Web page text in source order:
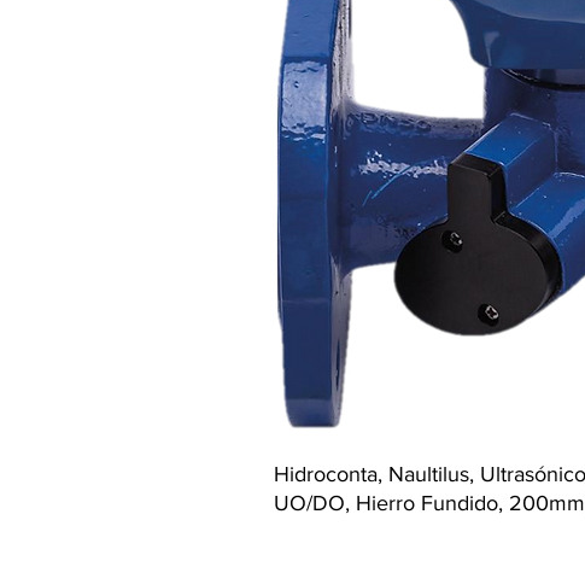
Hidroconta, Naultilus,
UO/DO, Hierro Fundido,